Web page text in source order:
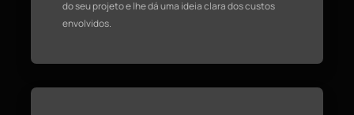
do seu projeto e lhe dá uma ideia clara dos custos
envolvidos.